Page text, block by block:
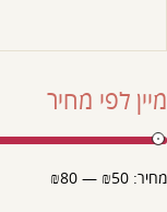
מיין לפי מחיר
מחיר: ₪50
—
₪80